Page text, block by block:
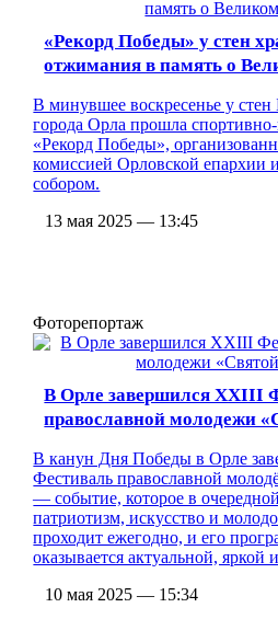
«Рекорд Победы» у стен
отжимания в память о
В минувшее воскресенье у стен
города Орла прошла
«Рекорд Победы»,
комиссией Орловской епархии
собором.
13 мая 2025 — 13:45
Фоторепортаж
В Орле завершился XXIII
православной молодежи
В канун Дня Победы в Орле
Фестиваль православной
— событие, которое в
патриотизм, искусство и
проходит ежегодно, и его
оказывается актуальной, яркой
10 мая 2025 — 15:34